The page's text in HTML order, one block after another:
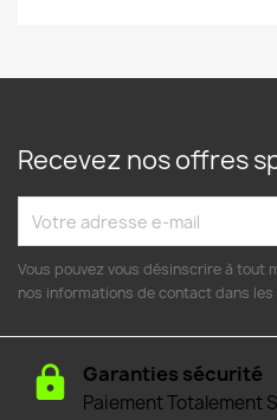
Recevez nos offres
Vous pouvez vous désinscrire à tout
nos informations de contact dans
Garanties sécurité
Paiement Totalement